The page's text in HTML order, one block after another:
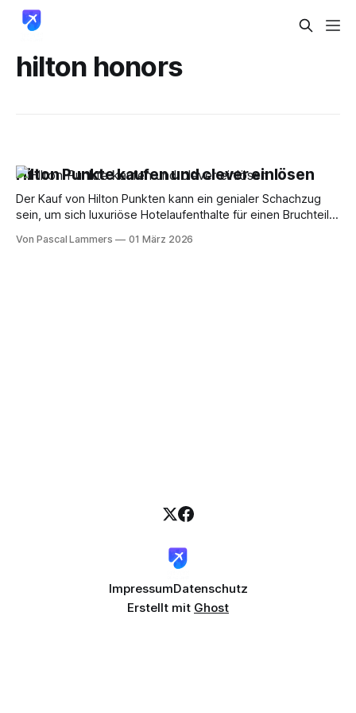
hilton honors
Hilton Punkte kaufen und clever einlösen
Der Kauf von Hilton Punkten kann ein genialer Schachzug
sein, um sich luxuriöse Hotelaufenthalte für einen Bruchteil
dann wirklich rentabel, wenn Hilton eine der regelmäßigen
Von Pascal Lammers 01 März 2026
ImpressumDatenschutz
Erstellt mit Ghost